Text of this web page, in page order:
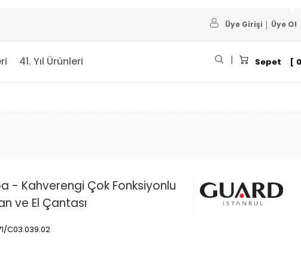
Üye Girişi Üye Ol
41. Yıl Ürünleri Sepet 0
- Kahverengi Çok Fonksiyonlu
ve El Çantası
C03.039.02